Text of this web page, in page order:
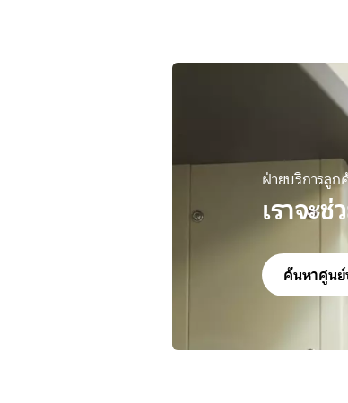
ฝ่ายบริการลูก
เราจะ
ค้นหาศูน